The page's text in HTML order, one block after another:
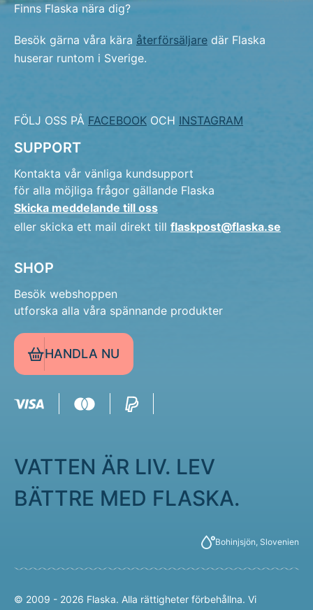
Finns Flaska nära dig?
Besök gärna våra kära återförsäljare där Flaska
huserar runtom i Sverige.
FÖLJ OSS PÅ FACEBOOK OCH INSTAGRAM
SUPPORT
Kontakta vår vänliga kundsupport
för alla möjliga frågor gällande Flaska
Skicka meddelande till oss
eller skicka ett mail direkt till flaskpost@flaska.se
SHOP
Besök webshoppen
utforska alla våra spännande produkter
HANDLA NU
VATTEN ÄR LIV. LEV
BÄTTRE MED FLASKA.
Bohinjsjön, Slovenien
© 2009 - 2026 Flaska. Alla rättigheter förbehållna. Vi